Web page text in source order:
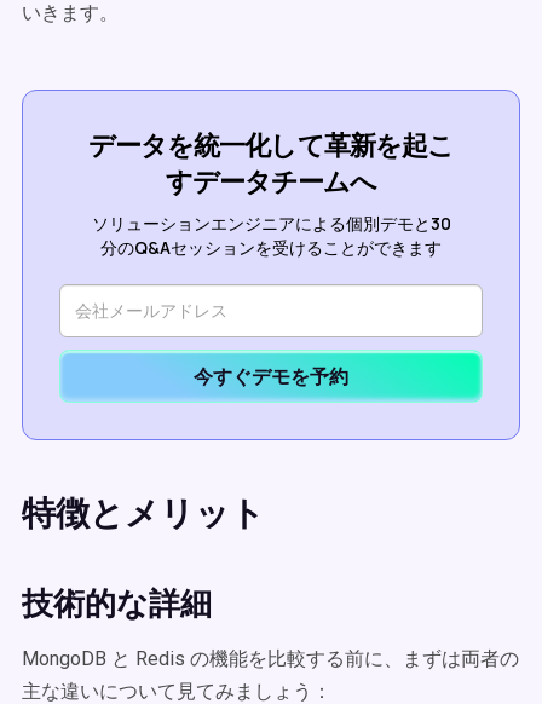
いきます。
データを統一化して革新を起こ
すデータチームへ
ソリューションエンジニアによる個別デモと30
分のQ&Aセッションを受けることができます
今すぐデモを予約
特徴とメリット
技術的な詳細
MongoDB と Redis の機能を比較する前に、まずは両者の
主な違いについて見てみましょう：